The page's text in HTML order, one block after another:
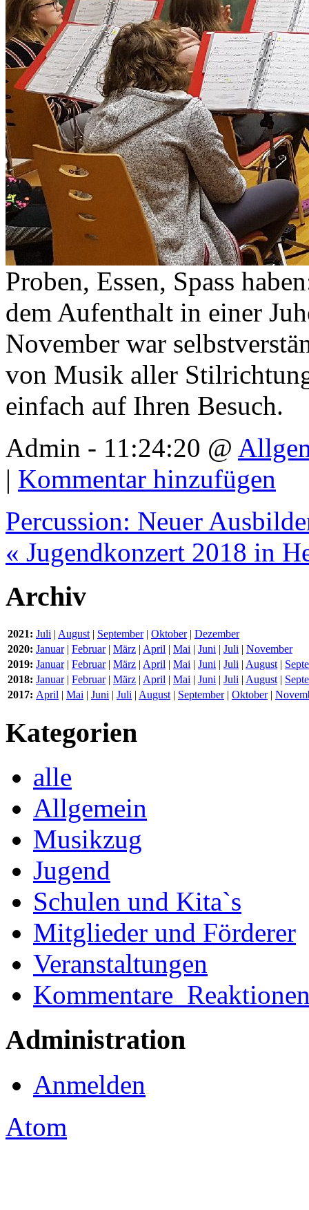
Proben, Essen, Spass
dem Aufenthalt in einer
November war
von Musik aller
einfach auf Ihren Besuch.
Admin - 11:24:20 @
| Kommentar hinzufügen
Percussion: Neuer
« Jugendkonzert 2018 in
Archiv
2021: Juli | August | September| Oktober| Dezember
2020: Januar| Februar| März | April | Mai | Juni | Juli | November
2019: Januar| Februar| März | April | Mai | Juni | Juli | August |
2018: Januar| Februar| März | April | Mai | Juni | Juli | August |
2017: April | Mai | Juni | Juli | August | September| Oktober|
Kategorien
alle
Allgemein
Musikzug
Jugend
Schulen und Kita`s
Mitglieder und Förderer
Veranstaltungen
Administration
Anmelden
Atom